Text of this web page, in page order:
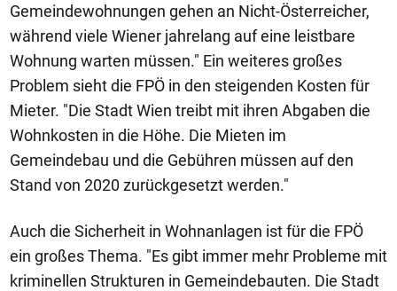
Gemeindewohnungen gehen an Nicht-Österreicher,
während viele Wiener jahrelang auf eine leistbare
Wohnung warten müssen." Ein weiteres großes
Problem sieht die FPÖ in den steigenden Kosten für
Mieter. "Die Stadt Wien treibt mit ihren Abgaben die
Wohnkosten in die Höhe. Die Mieten im
Gemeindebau und die Gebühren müssen auf den
Stand von 2020 zurückgesetzt werden."
Auch die Sicherheit in Wohnanlagen ist für die FPÖ
ein großes Thema. "Es gibt immer mehr Probleme mit
kriminellen Strukturen in Gemeindebauten. Die Stadt